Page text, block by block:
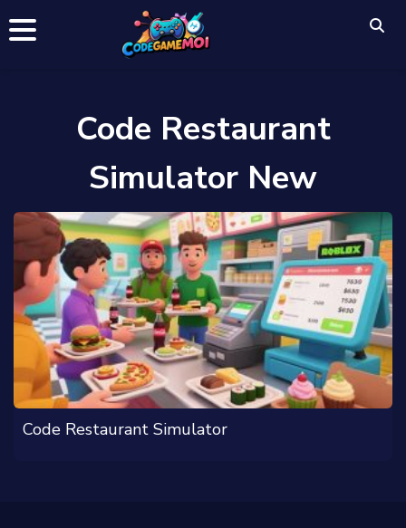
Code Restaurant
Simulator New
Code Restaurant Simulator